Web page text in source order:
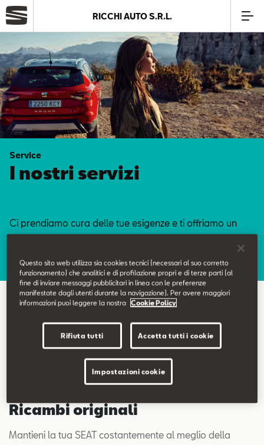
Azienda
Modelli
Offerte
Service
SEAT Usato Certificato
Contatti
Configuratore
RICCHI AUTO S.R.L.
Service
I nostri servizi
Ci prendiamo cura delle tue esigenze e ti offriamo un
Ricambi originali
Mantieni la tua SEAT costantemente al meglio della
Questo sito web utilizza sia cookies tecnici (necessari al suo corretto
funzionamento) che analitici e di profilazione propri e di terze parti (al
fine di inviare messaggi pubblicitari in linea con le preferenze
manifestate dagli utenti durante la navigazione). Per avere maggiori
informazioni puoi leggere la nostra
Cookie Policy
Rifiuta tutti Accetta tutti i cookie
Impostazioni cookie